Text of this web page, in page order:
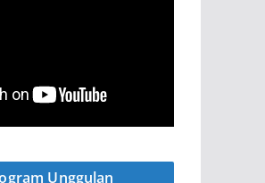
Unggulan